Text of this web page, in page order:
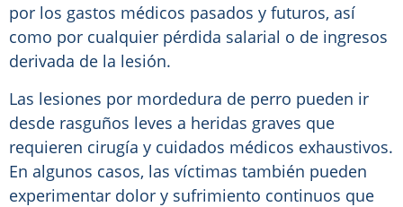
por los gastos médicos pasados y futuros, así
como por cualquier pérdida salarial o de ingresos
derivada de la lesión.
Las lesiones por mordedura de perro pueden ir
desde rasguños leves a heridas graves que
requieren cirugía y cuidados médicos exhaustivos.
En algunos casos, las víctimas también pueden
experimentar dolor y sufrimiento continuos que